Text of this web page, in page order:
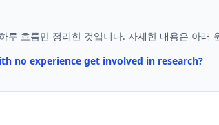
루 흐름만 정리한 것입니다. 자세한 내용은 아래
no experience get involved in research?